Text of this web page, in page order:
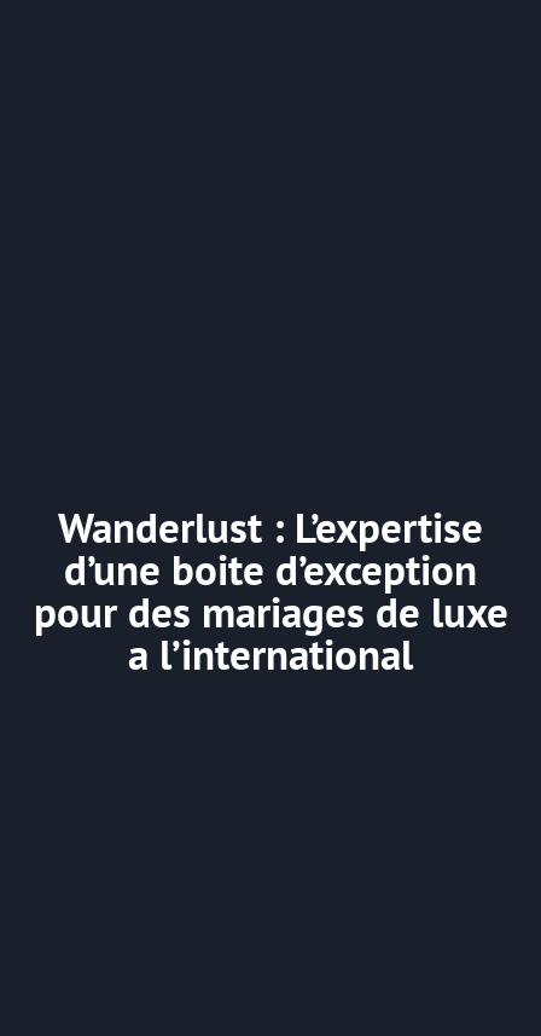
Wanderlust : L’expertise
d’une boite d’exception
pour des mariages de luxe
a l’international